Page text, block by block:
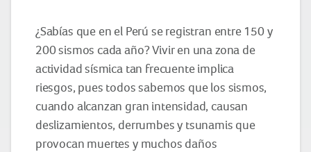
¿Sabías que en el Perú se registran entre 150 y
200 sismos cada año? Vivir en una zona de
actividad sísmica tan frecuente implica
riesgos, pues todos sabemos que los sismos,
cuando alcanzan gran intensidad, causan
deslizamientos, derrumbes y tsunamis que
provocan muertes y muchos daños